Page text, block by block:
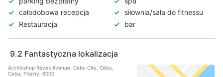
całodobowa recepcja
siłownia/sala do fitnessu
Restauracja
bar
9.2 Fantastyczna lokalizacja
Archbishop Reyes Avenue, Cebu City, Cebu,
Cebu, Filipiny, 6000